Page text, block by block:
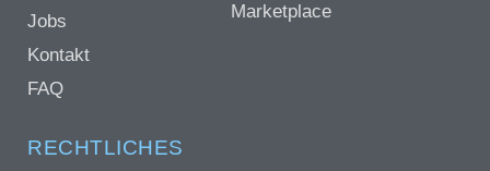
Jobs
Kontakt
FAQ
Marketplace
RECHTLICHES